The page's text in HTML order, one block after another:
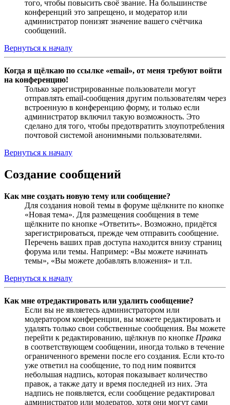
того, чтобы повысить своё звание. На большинстве
конференций это запрещено, и модератор или
администратор понизят значение вашего счётчика
сообщений.
Вернуться к началу
Когда я щёлкаю по ссылке «email», от меня требуют войти
на конференцию!
Только зарегистрированные пользователи могут
отправлять email-сообщения другим пользователям через
встроенную в конференцию форму, и только если
администратор включил такую возможность. Это
сделано для того, чтобы предотвратить злоупотребления
почтовой системой анонимными пользователями.
Вернуться к началу
Создание сообщений
Как мне создать новую тему или сообщение?
Для создания новой темы в форуме щёлкните по кнопке
«Новая тема». Для размещения сообщения в теме
щёлкните по кнопке «Ответить». Возможно, придётся
зарегистрироваться, прежде чем отправить сообщение.
Перечень ваших прав доступа находится внизу страниц
форума или темы. Например: «Вы можете начинать
темы», «Вы можете добавлять вложения» и т.п.
Вернуться к началу
Как мне отредактировать или удалить сообщение?
Если вы не являетесь администратором или
модератором конференции, вы можете редактировать и
удалять только свои собственные сообщения. Вы можете
перейти к редактированию, щёлкнув по кнопке Правка
в соответствующем сообщении, иногда только в течение
ограниченного времени после его создания. Если кто-то
уже ответил на сообщение, то под ним появится
небольшая надпись, которая показывает количество
правок, а также дату и время последней из них. Эта
надпись не появляется, если сообщение редактировал
администратор или модератор, хотя они могут сами